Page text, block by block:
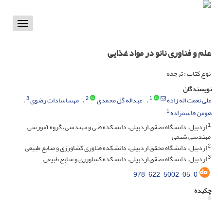
Toggle
علم و فناوری نانو در مواد غذایی
نوع کتاب : ترجمه
نویسندگان
علی نعمت اله زاده
1 عبداله گل محمدی 2 مهساسادات رضوی3
هومن قاسمزاده1
1اردبیل، دانشگاه محقق اردبیلی، دانشکده فنی و مهندسی، گروه آموزشی
مهندسی شیمی
2اردبیل، دانشگاه محقق اردبیلی، دانشکده فناوری کشاورزی و منابع طبیعی
3اردبیل، دانشگاه محقق اردبیلی، دانشکده کشاورزی و منابع طبیعی
978-622-5002-05-0
چکیده